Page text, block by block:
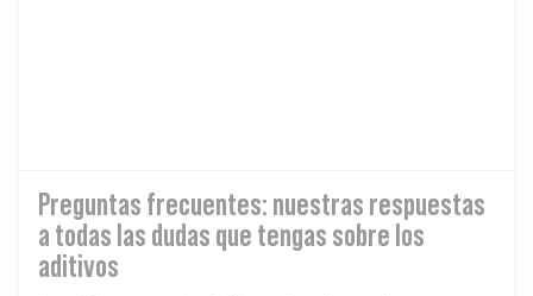
Preguntas frecuentes: nuestras respuestas
a todas las dudas que tengas sobre los
aditivos